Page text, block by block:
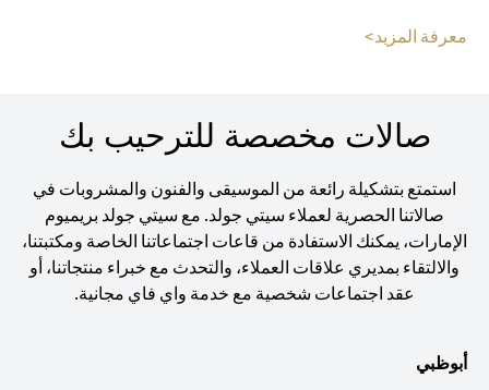
معرفة المزيد>
صالات مخصصة للترحيب بك
استمتع بتشكيلة رائعة من الموسيقى والفنون والمشروبات في
صالاتنا الحصرية لعملاء سيتي جولد. مع سيتي جولد بريميوم
الإمارات، يمكنك الاستفادة من قاعات اجتماعاتنا الخاصة ومكتبتنا،
والالتقاء بمديري علاقات العملاء، والتحدث مع خبراء منتجاتنا، أو
عقد اجتماعات شخصية مع خدمة واي فاي مجانية.
أبوظبي